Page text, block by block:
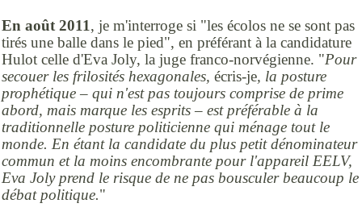
En août 2011, je m'interroge si "les écolos ne se sont pas
tirés une balle dans le pied", en préférant à la candidature
Hulot celle d'Eva Joly, la juge franco-norvégienne. "Pour
secouer les frilosités hexagonales, écris-je, la posture
prophétique – qui n'est pas toujours comprise de prime
abord, mais marque les esprits – est préférable à la
traditionnelle posture politicienne qui ménage tout le
monde. En étant la candidate du plus petit dénominateur
commun et la moins encombrante pour l'appareil EELV,
Eva Joly prend le risque de ne pas bousculer beaucoup le
débat politique."